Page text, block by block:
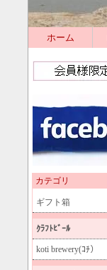
ホーム
カテゴリ
ギフト箱
ｸﾗﾌﾄﾋﾞｰﾙ
koti brewery(ｺﾁ）